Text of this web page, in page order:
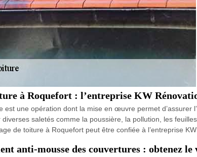
à Roquefort : l’entreprise KW
est une opération dont la mise en œuvre permet d’assurer
saletés comme la poussière, la pollution, les
de toiture à Roquefort peut être confiée à l’entreprise
anti-mousse des couvertures : obtenez